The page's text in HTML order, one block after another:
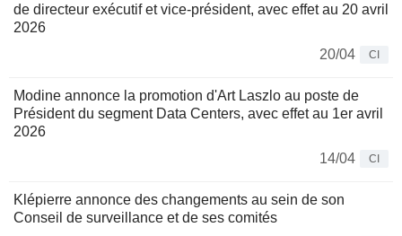
de directeur exécutif et vice-président, avec effet au 20 avril
2026
20/04
CI
Modine annonce la promotion d'Art Laszlo au poste de
Président du segment Data Centers, avec effet au 1er avril
2026
14/04
CI
Klépierre annonce des changements au sein de son
Conseil de surveillance et de ses comités